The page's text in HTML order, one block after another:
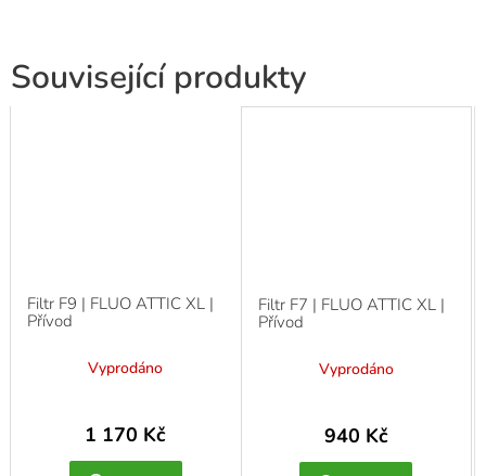
Související produkty
Filtr F9 | FLUO ATTIC XL |
Přívod
Vyprodáno
1 170 Kč
Filtr F7 | FLUO ATTIC XL |
Přívod
Vyprodáno
940 Kč